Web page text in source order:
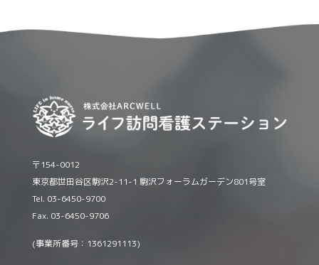
〒154-0012
東京都世田谷区駒沢2-11-1 駒沢フォーラムガーデン801号室
Tel. 03-6450-9700
Fax. 03-6450-9706
(事業所番号：1361291113)